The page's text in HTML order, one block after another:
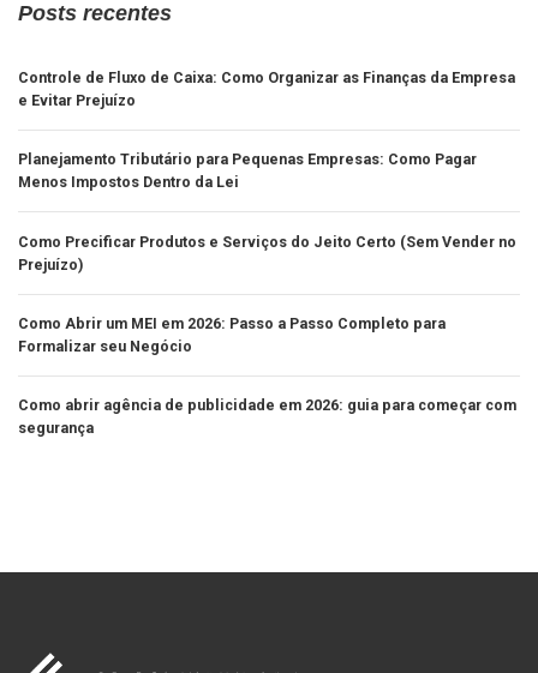
Posts recentes
Controle de Fluxo de Caixa: Como Organizar as Finanças da Empresa
e Evitar Prejuízo
Planejamento Tributário para Pequenas Empresas: Como Pagar
Menos Impostos Dentro da Lei
Como Precificar Produtos e Serviços do Jeito Certo (Sem Vender no
Prejuízo)
Como Abrir um MEI em 2026: Passo a Passo Completo para
Formalizar seu Negócio
Como abrir agência de publicidade em 2026: guia para começar com
segurança